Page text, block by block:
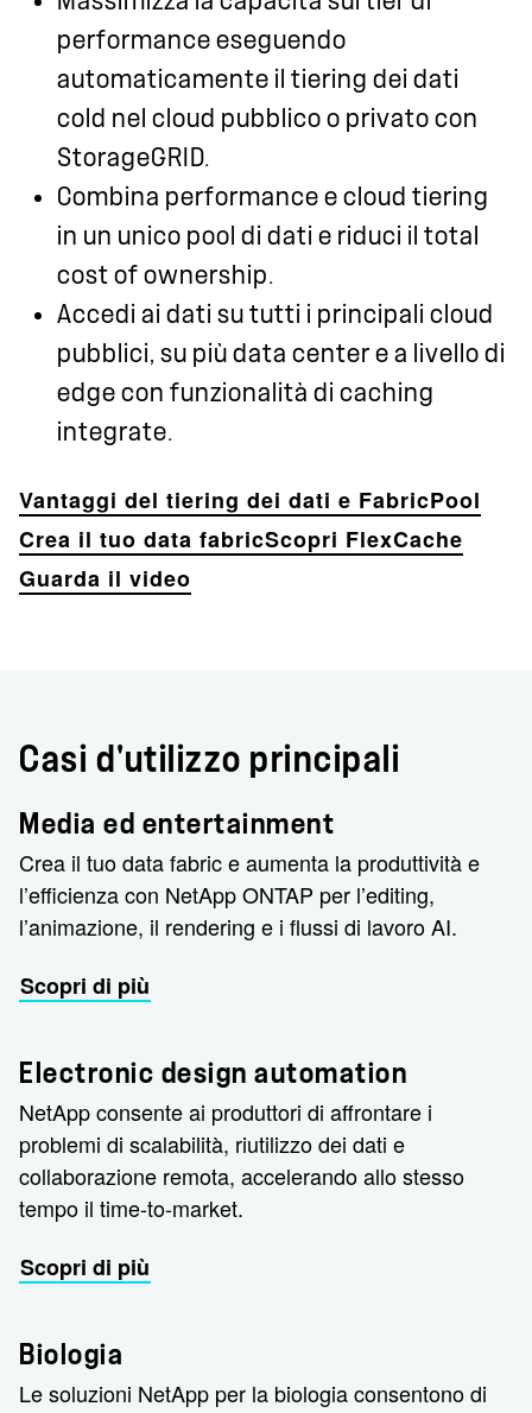
performance eseguendo
automaticamente il tiering dei dati
cold nel cloud pubblico o privato con
StorageGRID.
Combina performance e cloud tiering
in un unico pool di dati e riduci il total
cost of ownership.
Accedi ai dati su tutti i principali cloud
pubblici, su più data center e a livello di
edge con funzionalità di caching
integrate.
Vantaggi del tiering dei dati e FabricPool
Crea il tuo data fabricScopri FlexCache
Guarda il video
Casi d'utilizzo principali
Media ed entertainment
Crea il tuo data fabric e aumenta la produttività e
l’efficienza con NetApp ONTAP per l’editing,
l’animazione, il rendering e i flussi di lavoro AI.
Scopri di più
Electronic design automation
NetApp consente ai produttori di affrontare i
problemi di scalabilità, riutilizzo dei dati e
collaborazione remota, accelerando allo stesso
tempo il time-to-market.
Scopri di più
Biologia
Le soluzioni NetApp per la biologia consentono di